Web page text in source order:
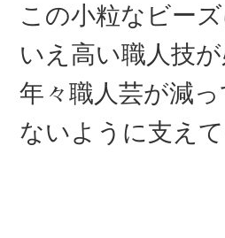
この小粒なビー
いえ高い職人技が
年々職人芸が減
ないように支え